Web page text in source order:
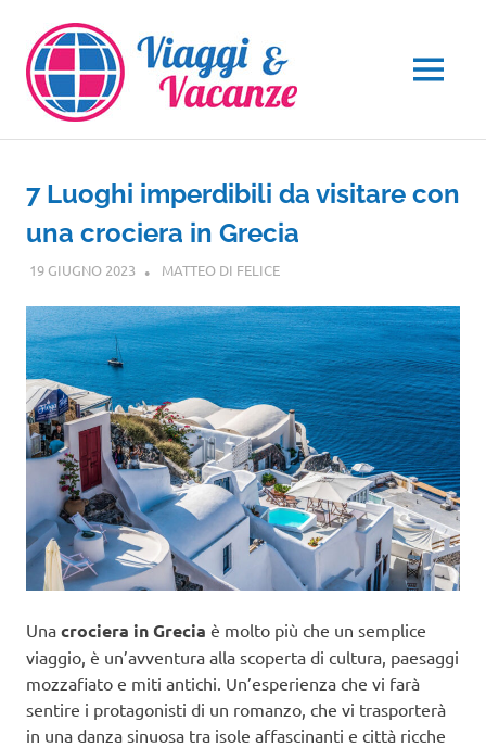
contenuto
MENU
7 Luoghi imperdibili da visitare con
una crociera in Grecia
19 GIUGNO 2023 MATTEO DI FELICECROCIERE
Una crociera in Grecia è molto più che un semplice
viaggio, è un’avventura alla scoperta di cultura, paesaggi
mozzafiato e miti antichi. Un’esperienza che vi farà
sentire i protagonisti di un romanzo, che vi trasporterà
in una danza sinuosa tra isole affascinanti e città ricche